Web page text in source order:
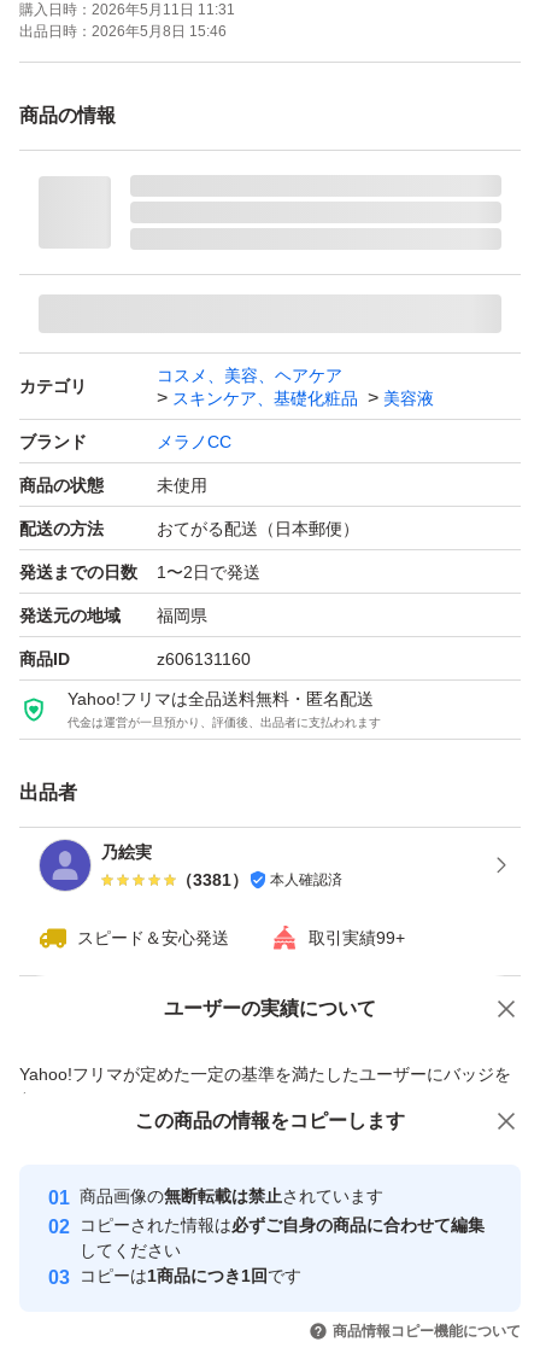
購入日時： 2026年5月11日 11:31
出品日時： 2026年5月8日 15:46
商品の情報
カテゴリ
コスメ、美容、ヘアケア
スキンケア、基礎化粧品
美容液
ブランド メラノCC
商品の状態 未使用
配送の方法 おてがる配送（日本郵便）
発送までの日数 1〜2日で発送
発送元の地域 福岡県
商品ID z606131160
Yahoo!フリマは全品送料無料・匿名配送
代金は運営が一旦預かり、評価後、出品者に支払われます
出品者
乃絵実
（3381） 本人確認済
スピード＆安心発送 取引実績99+
ユーザーの実績について
Yahoo!フリマが定めた一定の基準を満たしたユーザーにバッジを
付与しています
安心取引出品者
心・安全なユーザーです
取引実績
引を完了させた実績があります
価格の相談 商品への質問
この商品の情報をコピーします
商品画像の無断転載は禁止されています
コピーされた情報は必ずご自身の商品に合わせて編集
してください
コピーは1商品につき1回です
商品情報コピー機能について
この商品をみている人にオススメ